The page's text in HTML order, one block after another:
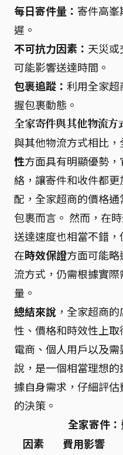
每日寄件量： 寄件高
遲。
不可抗力因素： 天災或
可能影響送達時間。
包裹追蹤： 利用全家
握包裹動態。
全家寄件與其他物流方
與其他物流方式相比
性方面具有明顯優勢
絡，讓寄件和收件都
配，全家超商的價格通
包裹而言。 然而，在
送達速度也相當不錯，
在時效保證方面可能
流方式，仍需根據實
量。
總結來說 ，全家超商
性、價格和時效性上
電商、個人用戶以及
說，是一個相當理想
據自身需求，仔細評
的決策。
全家寄件
因素
費用影響